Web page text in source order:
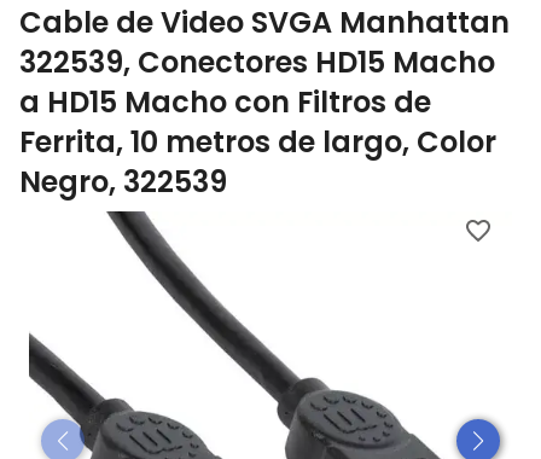
Cable de Video SVGA Manhattan
322539, Conectores HD15 Macho
a HD15 Macho con Filtros de
Ferrita, 10 metros de largo, Color
Negro, 322539